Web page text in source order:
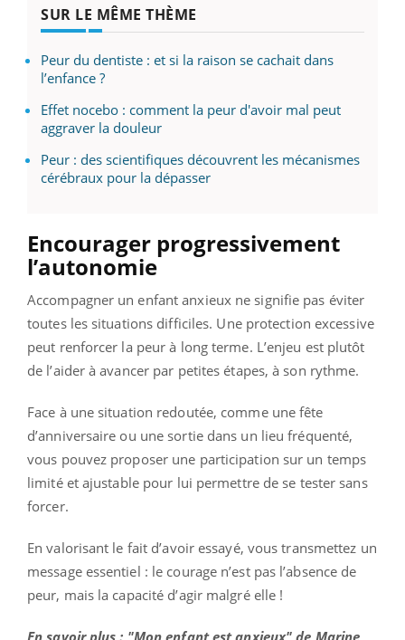
SUR LE MÊME THÈME
Peur du dentiste : et si la raison se cachait dans
l’enfance ?
Effet nocebo : comment la peur d'avoir mal peut
aggraver la douleur
Peur : des scientifiques découvrent les mécanismes
cérébraux pour la dépasser
Encourager progressivement
l’autonomie
Accompagner un enfant anxieux ne signifie pas éviter
toutes les situations difficiles. Une protection excessive
peut renforcer la peur à long terme. L’enjeu est plutôt
de l’aider à avancer par petites étapes, à son rythme.
Face à une situation redoutée, comme une fête
d’anniversaire ou une sortie dans un lieu fréquenté,
vous pouvez proposer une participation sur un temps
limité et ajustable pour lui permettre de se tester sans
forcer.
En valorisant le fait d’avoir essayé, vous transmettez un
message essentiel : le courage n’est pas l’absence de
peur, mais la capacité d’agir malgré elle !
En savoir plus : "Mon enfant est anxieux" de Marine